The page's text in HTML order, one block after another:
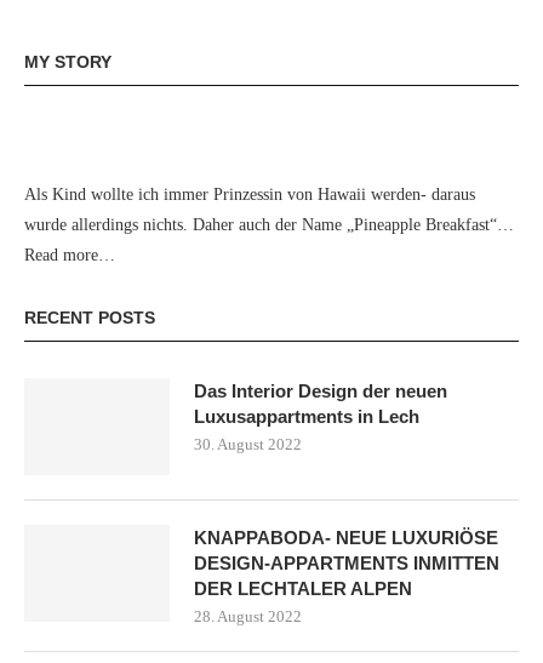
MY STORY
Als Kind wollte ich immer Prinzessin von Hawaii werden- daraus
wurde allerdings nichts. Daher auch der Name „Pineapple Breakfast“…
Read more…
RECENT POSTS
Das Interior Design der neuen
Luxusappartments in Lech
30. August 2022
KNAPPABODA- NEUE LUXURIÖSE
DESIGN-APPARTMENTS INMITTEN
DER LECHTALER ALPEN
28. August 2022